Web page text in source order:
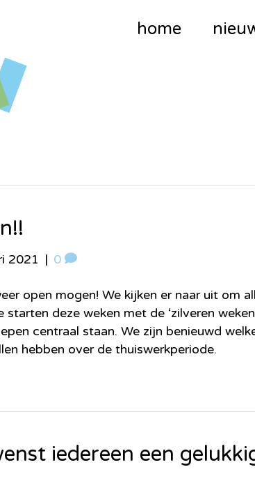
home
2021 | 0
open mogen! We kijken er naar uit om
deze weken met de ‘zilveren
centraal staan. We zijn benieuwd
hebben over de thuiswerkperiode.
iedereen een